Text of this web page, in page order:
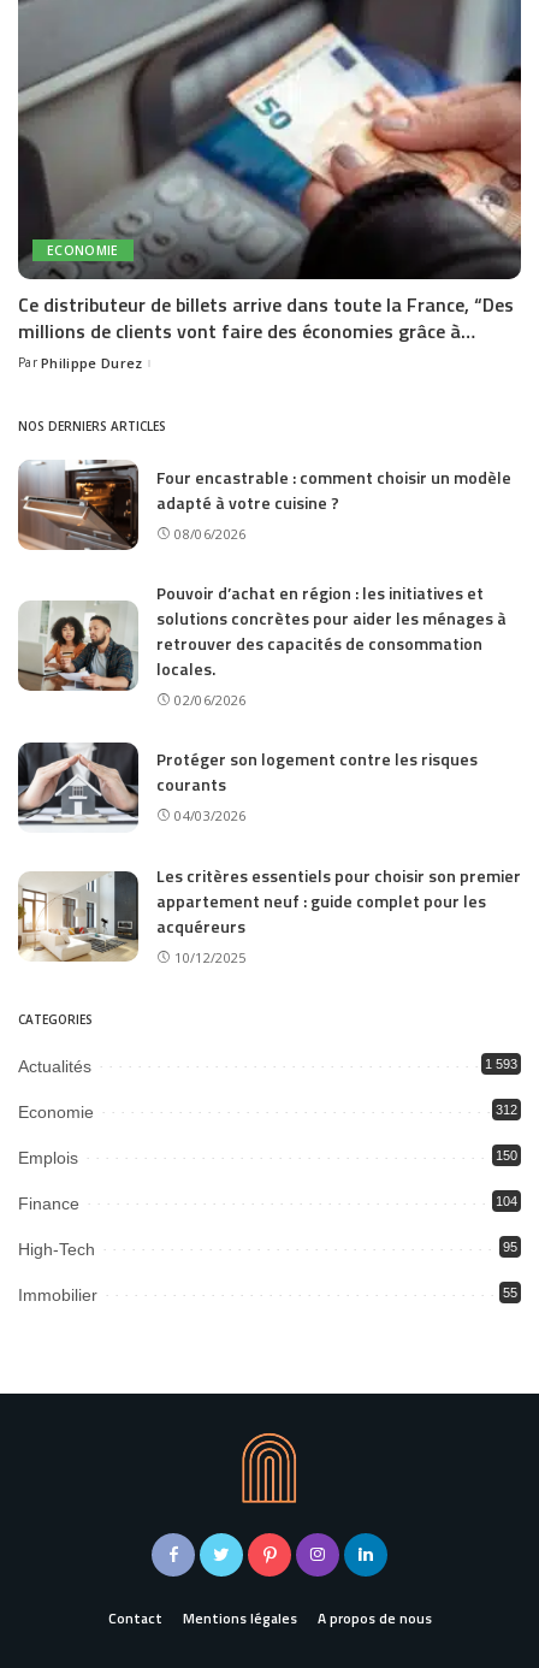
ECONOMIE
Ce distributeur de billets arrive dans toute la France, “Des
millions de clients vont faire des économies grâce à…
Posted
Par Philippe Durez
NOS DERNIERS ARTICLES
Four encastrable : comment choisir un modèle
adapté à votre cuisine ?
08/06/2026
Pouvoir d’achat en région : les initiatives et
solutions concrètes pour aider les ménages à
retrouver des capacités de consommation
locales.
02/06/2026
Protéger son logement contre les risques
courants
04/03/2026
Les critères essentiels pour choisir son premier
appartement neuf : guide complet pour les
acquéreurs
10/12/2025
CATEGORIES
Actualités 1 593
Economie 312
Emplois 150
Finance 104
High-Tech 95
Immobilier 55
Contact Mentions légales A propos de nous